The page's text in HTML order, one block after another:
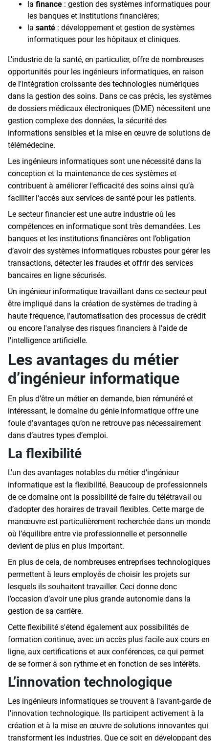
la finance : gestion des systèmes informatiques pour
les banques et institutions financières;
la santé : développement et gestion de systèmes
informatiques pour les hôpitaux et cliniques.
L'industrie de la santé, en particulier, offre de nombreuses
opportunités pour les ingénieurs informatiques, en raison
de l'intégration croissante des technologies numériques
dans la gestion des soins. Dans ce cas précis, les systèmes
de dossiers médicaux électroniques (DME) nécessitent une
gestion complexe des données, la sécurité des
informations sensibles et la mise en œuvre de solutions de
télémédecine.
Les ingénieurs informatiques sont une nécessité dans la
conception et la maintenance de ces systèmes et
contribuent à améliorer l'efficacité des soins ainsi qu’à
faciliter l'accès aux services de santé pour les patients.
Le secteur financier est une autre industrie où les
compétences en informatique sont très demandées. Les
banques et les institutions financières ont l’obligation
d’avoir des systèmes informatiques robustes pour gérer les
transactions, détecter les fraudes et offrir des services
bancaires en ligne sécurisés.
Un ingénieur informatique travaillant dans ce secteur peut
être impliqué dans la création de systèmes de trading à
haute fréquence, l'automatisation des processus de crédit
ou encore l'analyse des risques financiers à l'aide de
l'intelligence artificielle.
Les avantages du métier
d’ingénieur informatique
En plus d’être un métier en demande, bien rémunéré et
intéressant, le domaine du génie informatique offre une
foule d’avantages qu’on ne retrouve pas nécessairement
dans d’autres types d’emploi.
La flexibilité
L'un des avantages notables du métier d’ingénieur
informatique est la flexibilité. Beaucoup de professionnels
de ce domaine ont la possibilité de faire du télétravail ou
d’adopter des horaires de travail flexibles. Cette marge de
manœuvre est particulièrement recherchée dans un monde
où l’équilibre entre vie professionnelle et personnelle
devient de plus en plus important.
En plus de cela, de nombreuses entreprises technologiques
permettent à leurs employés de choisir les projets sur
lesquels ils souhaitent travailler. Ceci donne donc
l’occasion d’avoir une plus grande autonomie dans la
gestion de sa carrière.
Cette flexibilité s'étend également aux possibilités de
formation continue, avec un accès plus facile aux cours en
ligne, aux certifications et aux conférences, ce qui permet
de se former à son rythme et en fonction de ses intérêts.
L’innovation technologique
Les ingénieurs informatiques se trouvent à l'avant-garde de
l'innovation technologique. Ils participent activement à la
création et à la mise en œuvre de solutions innovantes qui
transforment les industries. Que ce soit en développant des